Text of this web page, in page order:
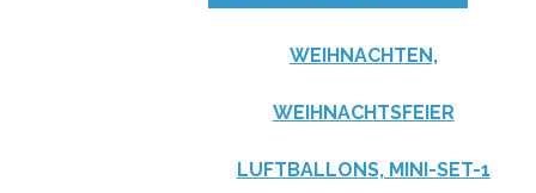
WEIHNACHTEN,
WEIHNACHTSFEIER
LUFTBALLONS, MINI-SET-1